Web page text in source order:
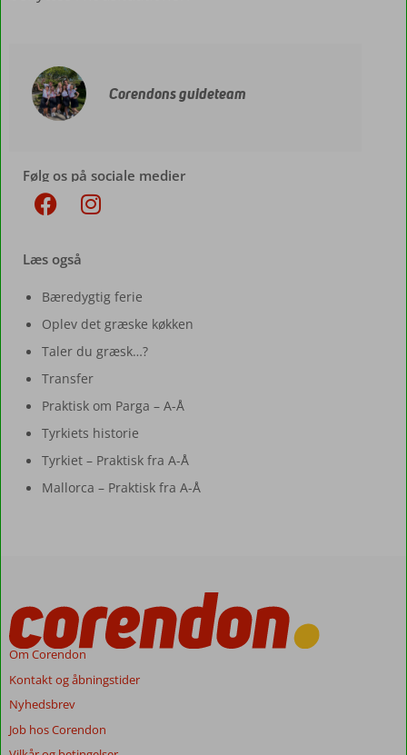
Corendons guideteam
Følg os på sociale medier
Læs også
Bæredygtig ferie
Oplev det græske køkken
Taler du græsk…?
Transfer
Praktisk om Parga – A-Å
Tyrkiets historie
Tyrkiet – Praktisk fra A-Å
Mallorca – Praktisk fra A-Å
Om Corendon
Kontakt og åbningstider
Nyhedsbrev
Job hos Corendon